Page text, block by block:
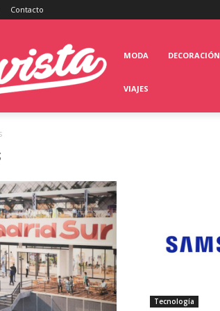
Contacto
MODA DECORACIÓN
VIAJES
Tecnología